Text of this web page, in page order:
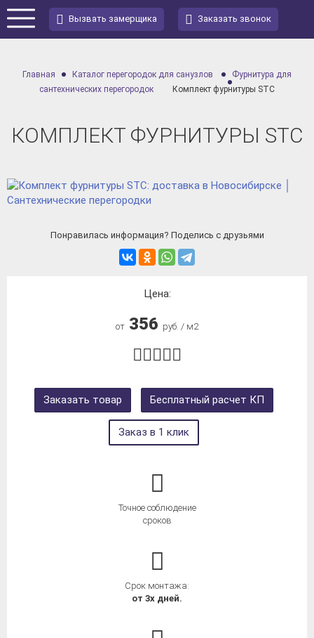
Вызвать замерщика Заказать звонок
Главная Каталог перегородок для санузлов
Фурнитура для
сантехнических перегородок
Комплект фурнитуры STC
КОМПЛЕКТ ФУРНИТУРЫ STC
Понравилась информация? Поделись с друзьями
Цена:
от 356 руб. / м2
Заказать товар Бесплатный расчет КП
Заказ в 1 клик
Точное соблюдение
сроков
Срок монтажа:
от 3х дней.